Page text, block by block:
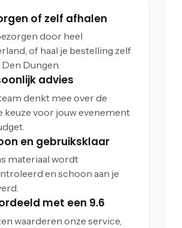
of zelf afhalen
door heel
of haal je bestelling zelf
Dungen.
advies
denkt mee over de
keuze voor jouw evenement
en gebruiksklaar
materiaal wordt
en schoon aan je
met een 9.6
waarderen onze service,